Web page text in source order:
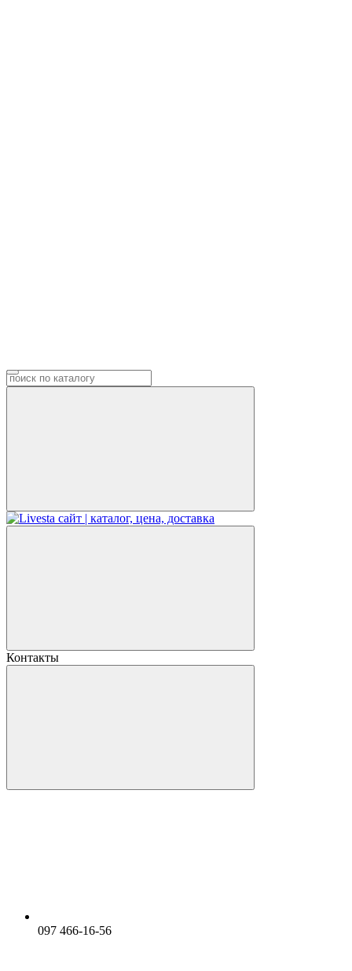
Контакты
097 466-16-56